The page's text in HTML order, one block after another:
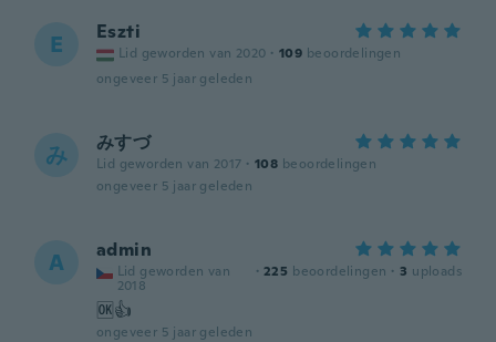
E Eszti
Lid geworden van 2020 · 109 beoordelingen
ongeveer 5 jaar geleden
み みすづ
Lid geworden van 2017 · 108 beoordelingen
ongeveer 5 jaar geleden
A admin
Lid geworden van
2018
· 225 beoordelingen · 3 uploads
🆗👍
ongeveer 5 jaar geleden